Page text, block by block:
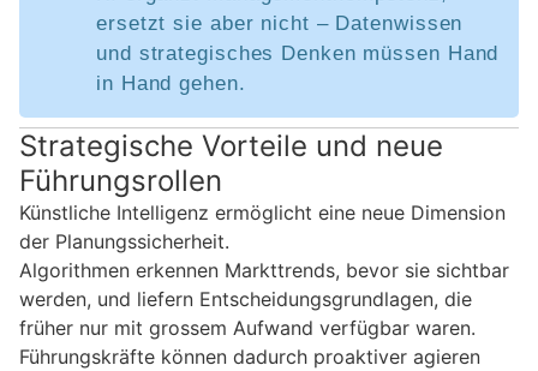
ersetzt sie aber nicht – Datenwissen
und strategisches Denken müssen Hand
in Hand gehen.
Strategische Vorteile und neue
Führungsrollen
Künstliche Intelligenz ermöglicht eine neue Dimension
der Planungssicherheit.
Algorithmen erkennen Markttrends, bevor sie sichtbar
werden, und liefern Entscheidungsgrundlagen, die
früher nur mit grossem Aufwand verfügbar waren.
Führungskräfte können dadurch proaktiver agieren